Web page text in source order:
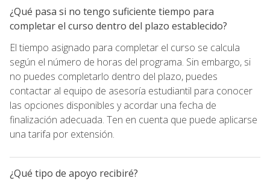
¿Qué pasa si no tengo suficiente tiempo para
completar el curso dentro del plazo establecido?
El tiempo asignado para completar el curso se calcula
según el número de horas del programa. Sin embargo, si
no puedes completarlo dentro del plazo, puedes
contactar al equipo de asesoría estudiantil para conocer
las opciones disponibles y acordar una fecha de
finalización adecuada. Ten en cuenta que puede aplicarse
una tarifa por extensión.
¿Qué tipo de apoyo recibiré?